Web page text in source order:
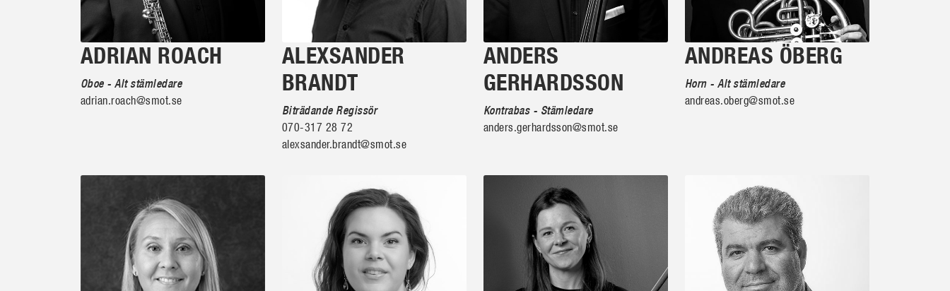
ADRIAN ROACH
Oboe - Alt stämledare
adrian.roach@smot.se
ALEXSANDER
BRANDT
Biträdande Regissör
070-317 28 72
alexsander.brandt@smot.se
ANDERS
GERHARDSSON
Kontrabas - Stämledare
anders.gerhardsson@smot.se
ANDREAS ÖBERG
Horn - Alt stämledare
andreas.oberg@smot.se